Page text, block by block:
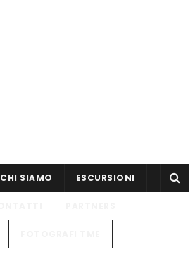
CHI SIAMO ESCURSIONI